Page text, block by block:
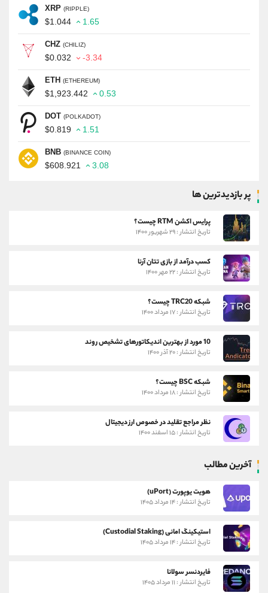
XRP (RIPPLE)
$1.044 1.65
CHZ (CHILIZ)
$0.032 -3.34
ETH (ETHEREUM)
$1,923.442 0.53
DOT (POLKADOT)
$0.819 1.51
BNB (BINANCE COIN)
$608.921 3.08
پر بازدیدترین ها
پرایس اکشن RTM چیست؟
تاریخ انتشار : ۲۹ شهریور ۱۴۰۰
کسب درآمد از بازی تتان آرنا
تاریخ انتشار : ۲۲ مهر ۱۴۰۰
شبکه TRC20 چیست؟
تاریخ انتشار : ۱۷ مرداد ۱۴۰۰
10 مورد از بهترین اندیکاتورهای تشخیص روند
تاریخ انتشار : ۲۰ آذر ۱۴۰۰
شبکه BSC چیست؟
تاریخ انتشار : ۱۸ مرداد ۱۴۰۰
نظر مراجع تقلید در خصوص ارز دیجیتال
تاریخ انتشار : ۱۵ اسفند ۱۴۰۰
آخرین مطالب
هویت یوپورت (uPort)
تاریخ انتشار : ۱۴ مرداد ۱۴۰۵
استیکینگ امانی (Custodial Staking)
تاریخ انتشار : ۱۴ مرداد ۱۴۰۵
فایردنسر سولانا
تاریخ انتشار : ۱۱ مرداد ۱۴۰۵